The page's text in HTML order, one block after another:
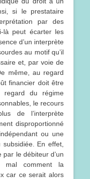
si le prestataire
par des
là peut écarter les
d’un interprète
au motif qu’il
et, par voie de
même, au regard
financier doit être
regard du régime
le recours
de l’interprète
disproportionné
ou une
En effet,
le débiteur d’un
mal comment la
car ce serait alors